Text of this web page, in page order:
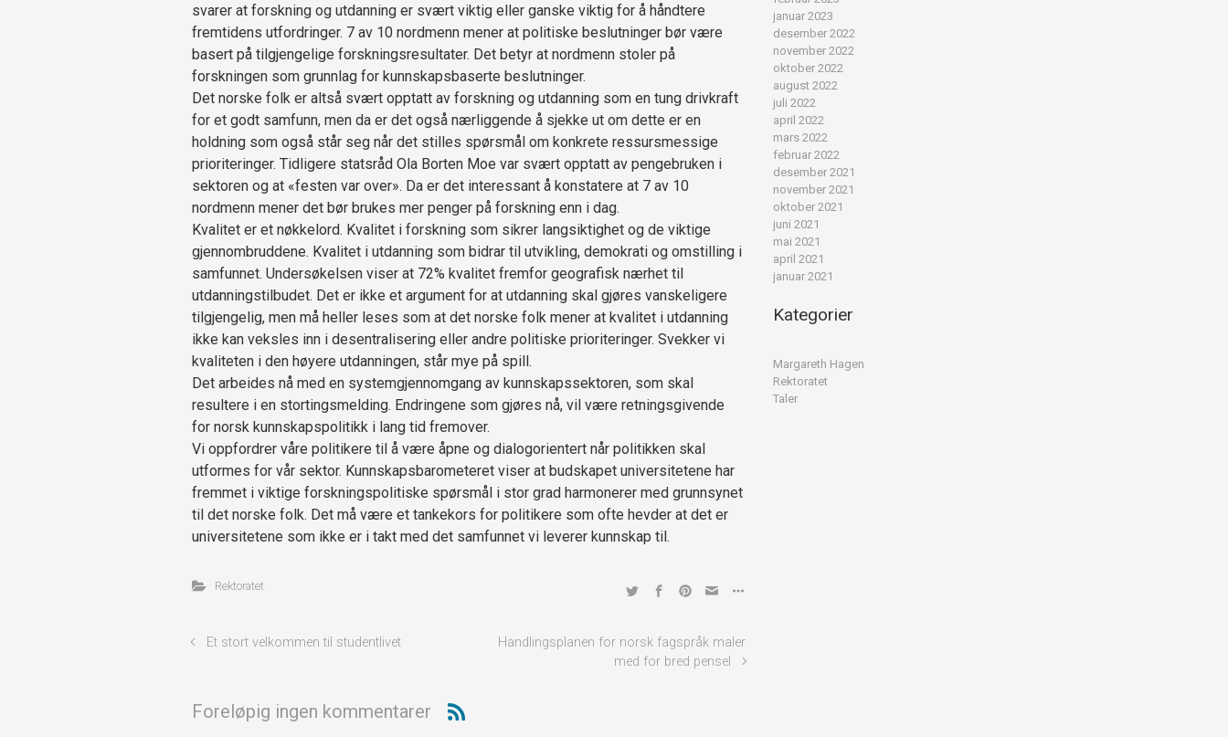
svarer at forskning og utdanning er svært viktig eller ganske viktig for å håndtere
fremtidens utfordringer. 7 av 10 nordmenn mener at politiske beslutninger bør være
basert på tilgjengelige forskningsresultater. Det betyr at nordmenn stoler på
forskningen som grunnlag for kunnskapsbaserte beslutninger.
Det norske folk er altså svært opptatt av forskning og utdanning som en tung drivkraft
for et godt samfunn, men da er det også nærliggende å sjekke ut om dette er en
holdning som også står seg når det stilles spørsmål om konkrete ressursmessige
prioriteringer. Tidligere statsråd Ola Borten Moe var svært opptatt av pengebruken i
sektoren og at «festen var over». Da er det interessant å konstatere at 7 av 10
nordmenn mener det bør brukes mer penger på forskning enn i dag.
Kvalitet er et nøkkelord. Kvalitet i forskning som sikrer langsiktighet og de viktige
gjennombruddene. Kvalitet i utdanning som bidrar til utvikling, demokrati og omstilling i
samfunnet. Undersøkelsen viser at 72% kvalitet fremfor geografisk nærhet til
utdanningstilbudet. Det er ikke et argument for at utdanning skal gjøres vanskeligere
tilgjengelig, men må heller leses som at det norske folk mener at kvalitet i utdanning
ikke kan veksles inn i desentralisering eller andre politiske prioriteringer. Svekker vi
kvaliteten i den høyere utdanningen, står mye på spill.
Det arbeides nå med en systemgjennomgang av kunnskapssektoren, som skal
resultere i en stortingsmelding. Endringene som gjøres nå, vil være retningsgivende
for norsk kunnskapspolitikk i lang tid fremover.
Vi oppfordrer våre politikere til å være åpne og dialogorientert når politikken skal
utformes for vår sektor. Kunnskapsbarometeret viser at budskapet universitetene har
fremmet i viktige forskningspolitiske spørsmål i stor grad harmonerer med grunnsynet
til det norske folk. Det må være et tankekors for politikere som ofte hevder at det er
universitetene som ikke er i takt med det samfunnet vi leverer kunnskap til.
Rektoratet
Et stort velkommen til studentlivet
Handlingsplanen for norsk fagspråk maler
med for bred pensel
Foreløpig ingen kommentarer
januar 2023
desember 2022
november 2022
oktober 2022
august 2022
juli 2022
april 2022
mars 2022
februar 2022
desember 2021
november 2021
oktober 2021
juni 2021
mai 2021
april 2021
januar 2021
Kategorier
Margareth Hagen
Rektoratet
Taler